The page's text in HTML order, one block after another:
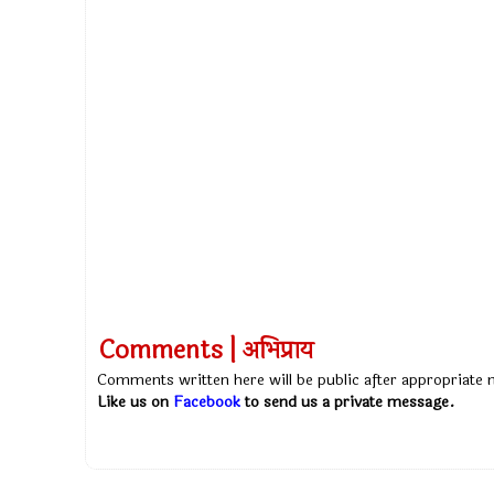
Comments | अभिप्राय
Comments written here will be public after appropriate
Like us on Facebookto send us a private message.